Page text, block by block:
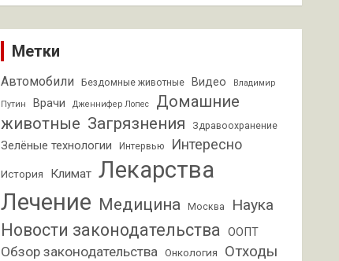
Метки
Автомобили Бездомные животные Видео Владимир
Путин Врачи Дженнифер Лопес
Домашние
животные Загрязнения Здравоохранение
Зелёные технологии Интервью Интересно
История Климат Лекарства
Лечение Медицина Москва Наука
Новости законодательства ООПТ
Обзор законодательства Онкология Отходы